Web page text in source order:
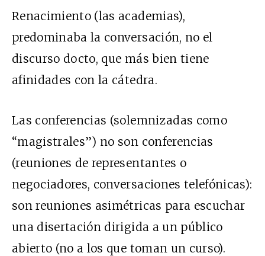
Renacimiento (las academias),
predominaba la conversación, no el
discurso docto, que más bien tiene
afinidades con la cátedra.
Las conferencias (solemnizadas como
“magistrales”) no son conferencias
(reuniones de representantes o
negociadores, conversaciones telefónicas):
son reuniones asimétricas para escuchar
una disertación dirigida a un público
abierto (no a los que toman un curso).